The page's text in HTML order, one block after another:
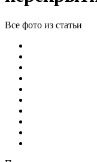
Все фото из статьи